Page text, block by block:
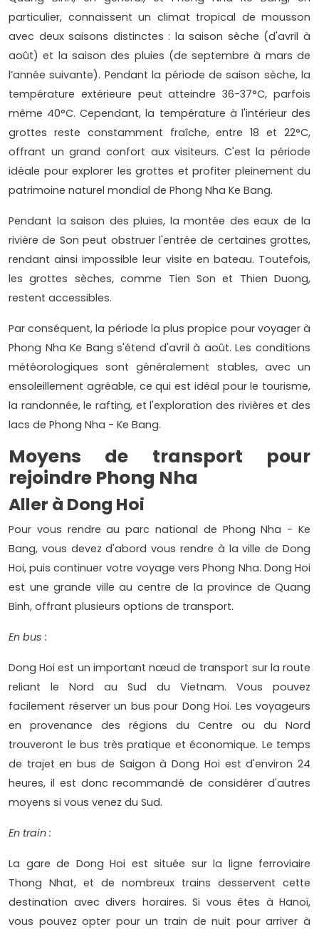
particulier, connaissent un climat tropical de mousson
avec deux saisons distinctes : la saison sèche (d'avril à
août) et la saison des pluies (de septembre à mars de
l’année suivante). Pendant la période de saison sèche, la
température extérieure peut atteindre 36-37°C, parfois
même 40°C. Cependant, la température à l'intérieur des
grottes reste constamment fraîche, entre 18 et 22°C,
offrant un grand confort aux visiteurs. C'est la période
idéale pour explorer les grottes et profiter pleinement du
patrimoine naturel mondial de Phong Nha Ke Bang.
Pendant la saison des pluies, la montée des eaux de la
rivière de Son peut obstruer l'entrée de certaines grottes,
rendant ainsi impossible leur visite en bateau. Toutefois,
les grottes sèches, comme Tien Son et Thien Duong,
restent accessibles.
Par conséquent, la période la plus propice pour voyager à
Phong Nha Ke Bang s'étend d'avril à août. Les conditions
météorologiques sont généralement stables, avec un
ensoleillement agréable, ce qui est idéal pour le tourisme,
la randonnée, le rafting, et l'exploration des rivières et des
lacs de Phong Nha - Ke Bang.
Moyens de transport pour
rejoindre Phong Nha
Aller à Dong Hoi
Pour vous rendre au parc national de Phong Nha - Ke
Bang, vous devez d'abord vous rendre à la ville de Dong
Hoi, puis continuer votre voyage vers Phong Nha. Dong Hoi
est une grande ville au centre de la province de Quang
Binh, offrant plusieurs options de transport.
En bus :
Dong Hoi est un important nœud de transport sur la route
reliant le Nord au Sud du Vietnam. Vous pouvez
facilement réserver un bus pour Dong Hoi. Les voyageurs
en provenance des régions du Centre ou du Nord
trouveront le bus très pratique et économique. Le temps
de trajet en bus de Saigon à Dong Hoi est d'environ 24
heures, il est donc recommandé de considérer d'autres
moyens si vous venez du Sud.
En train :
La gare de Dong Hoi est située sur la ligne ferroviaire
Thong Nhat, et de nombreux trains desservent cette
destination avec divers horaires. Si vous êtes à Hanoï,
vous pouvez opter pour un train de nuit pour arriver à